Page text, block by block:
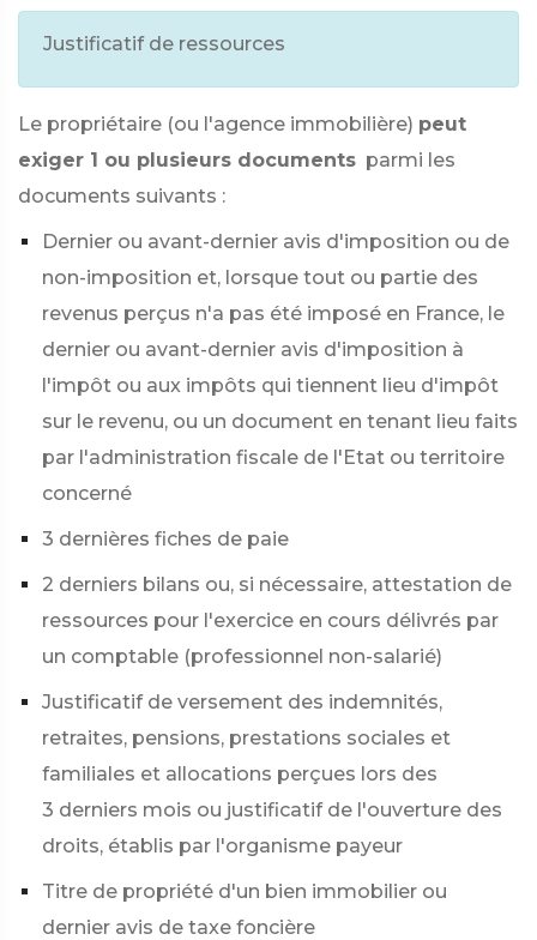
Justificatif de ressources
Le propriétaire (ou l'agence immobilière) peut
exiger 1 ou plusieurs documents parmi les
documents suivants :
Dernier ou avant-dernier avis d'imposition ou de
non-imposition et, lorsque tout ou partie des
revenus perçus n'a pas été imposé en France, le
dernier ou avant-dernier avis d'imposition à
l'impôt ou aux impôts qui tiennent lieu d'impôt
sur le revenu, ou un document en tenant lieu faits
par l'administration fiscale de l'Etat ou territoire
concerné
3 dernières fiches de paie
2 derniers bilans ou, si nécessaire, attestation de
ressources pour l'exercice en cours délivrés par
un comptable (professionnel non-salarié)
Justificatif de versement des indemnités,
retraites, pensions, prestations sociales et
familiales et allocations perçues lors des
3 derniers mois ou justificatif de l'ouverture des
droits, établis par l'organisme payeur
Titre de propriété d'un bien immobilier ou
dernier avis de taxe foncière